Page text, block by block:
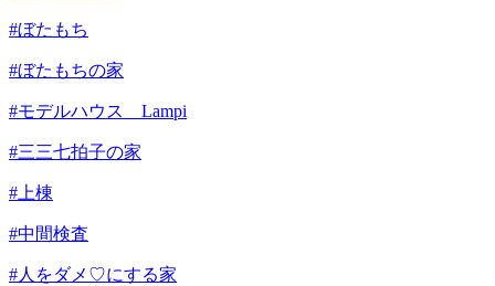
#ぼたもち
#ぼたもちの家
#モデルハウス Lampi
#三三七拍子の家
#上棟
#中間検査
#人をダメ♡にする家